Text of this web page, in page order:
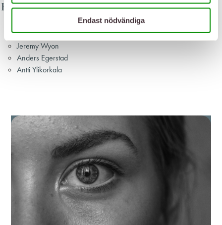
Endast nödvändiga
Populära styrelsen
Ronnie Pettersson
Jeremy Wyon
Anders Egerstad
Antti Ylikorkala